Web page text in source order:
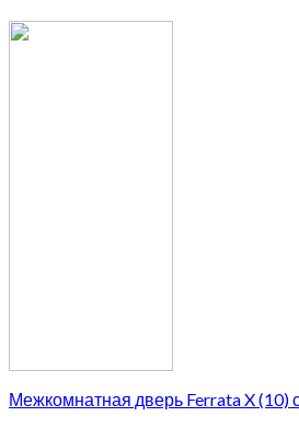
Межкомнатная дверь Ferrata X (10)